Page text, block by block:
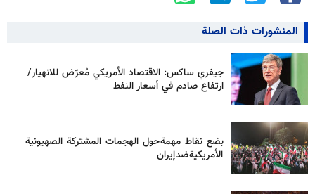
المنشورات ذات الصلة
جيفري ساكس: الاقتصاد الأمريكي مُعرّض للانهيار/
ارتفاع صادم في أسعار النفط
بضع نقاط مهمة حول الهجمات المشتركة الصهيونية
الأمريكية ضد إيران